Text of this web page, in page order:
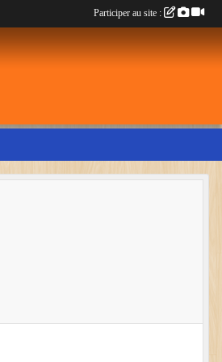
Participer au site :